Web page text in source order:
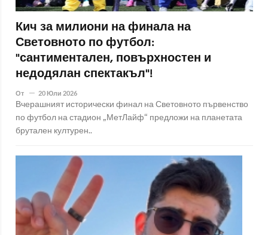
Кич за милиони на финала на
Световното по футбол:
"сантиментален, повърхностен и
недодялан спектакъл"!
От 20 Юли 2026
Вчерашният исторически финал на Световното първенство
по футбол на стадион „МетЛайф“ предложи на планетата
брутален културен..